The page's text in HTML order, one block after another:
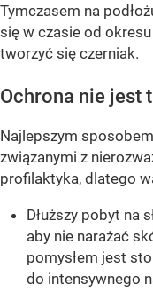
Tymczasem na
się w czasie od
tworzyć się czerniak.
Ochrona nie jest
Najlepszym
związanymi z
profilaktyka, dlatego
Dłuższy pobyt na
aby nie narażać
pomysłem jest
do intensywnego